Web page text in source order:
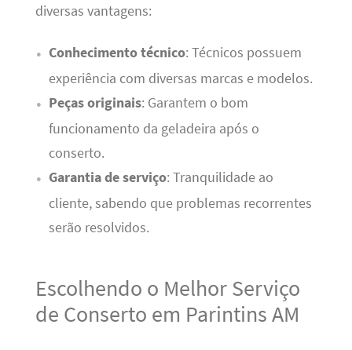
diversas vantagens:
Conhecimento técnico: Técnicos possuem
experiência com diversas marcas e modelos.
Peças originais: Garantem o bom
funcionamento da geladeira após o
conserto.
Garantia de serviço: Tranquilidade ao
cliente, sabendo que problemas recorrentes
serão resolvidos.
Escolhendo o Melhor Serviço
de Conserto em Parintins AM